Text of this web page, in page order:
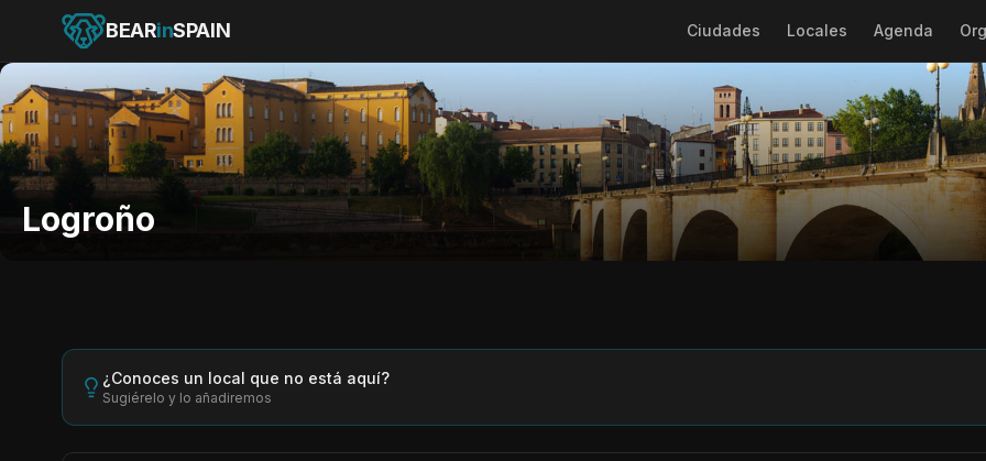
BEARinSPAIN Ciudades Locales Agenda
Logroño
¿Conoces un local que no está aquí?
Sugiérelo y lo añadiremos